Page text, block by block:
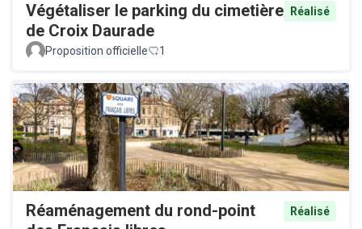
Végétaliser le parking du cimetière
de Croix Daurade
Réalisé
Proposition officielle 1
Réaménagement du rond-point
Réalisé